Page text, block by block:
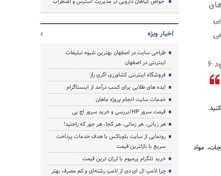
مکمل اغلب از سن حدود 6
مواد
اخبار ویژه
طراحی سایت در اصفهان بهترین شیوه تبلیغات
اینترنتی در اصفهان
فروشگاه اینترنتی کشاورزی اگری راز
ایده های طلایی برای کسب درآمد از اینستاگرام
خدمات سایت انجام پروژه ماهان
قیمت سرور HP/بررسی و خرید سرور اچ پی
هر زبانی، هر زمانی، هر کجا، هر جور که راحتید!
رونمایی از سایت بلوباکس با هدف خدمات پرداخت
سریع با نازلترین قیمت
خرید تلگرام پرمیوم با ارزان ترین قیمت
چرا لامپ ال ای دی از لامپ رشته‌ای و کم مصرف بهتر